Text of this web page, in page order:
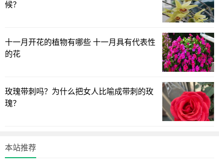
葱兰韭兰这两种植物合称风雨兰，因为它常常在春夏之际
大雨过后突然的盛开。韭兰花形较大，呈粉红色或浓桃红
色，花瓣略弯垂，成株每个鳞茎都能开花，丛生的花团，在
艳阳下大放异彩，千娇百媚，人见人爱。
花期：4－9月
风雨兰主要依靠分球繁殖，春天播种，养护得当的话可连
候？
十一月开花的植物有哪些 十一月具有代表性
的花
玫瑰带刺吗？为什么把女人比喻成带刺的玫
瑰？
本站推荐